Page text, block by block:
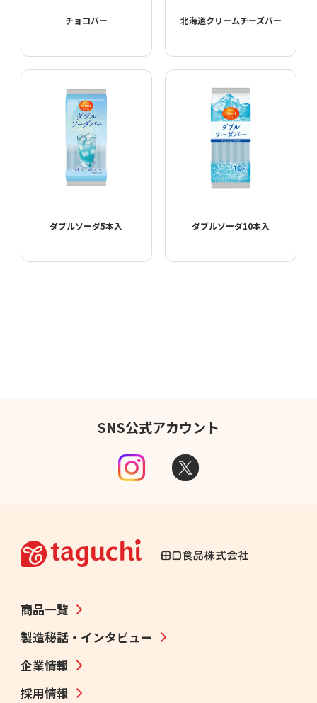
チョコバー 北海道クリームチーズバー
ダブルソーダ5本入 ダブルソーダ10本入
SNS公式アカウント
商品一覧
製造秘話・インタビュー
企業情報
採用情報